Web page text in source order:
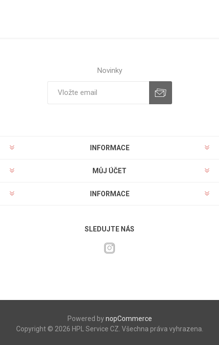
Novinky
INFORMACE
MŮJ ÚČET
INFORMACE
SLEDUJTE NÁS
Powered bynopCommerce
Copyright © 2026 HPL Service CZ. Všechna práva vyhrazena.